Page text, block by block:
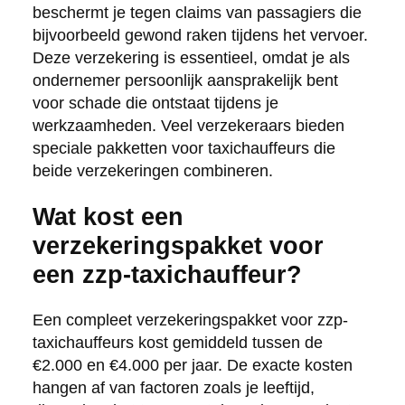
beschermt je tegen claims van passagiers die
bijvoorbeeld gewond raken tijdens het vervoer.
Deze verzekering is essentieel, omdat je als
ondernemer persoonlijk aansprakelijk bent
voor schade die ontstaat tijdens je
werkzaamheden. Veel verzekeraars bieden
speciale pakketten voor taxichauffeurs die
beide verzekeringen combineren.
Wat kost een
verzekeringspakket voor
een zzp-taxichauffeur?
Een compleet verzekeringspakket voor zzp-
taxichauffeurs kost gemiddeld tussen de
€2.000 en €4.000 per jaar. De exacte kosten
hangen af van factoren zoals je leeftijd,